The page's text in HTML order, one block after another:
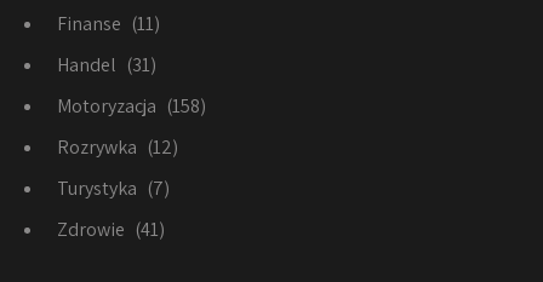
Finanse (11)
Handel (31)
Motoryzacja (158)
Rozrywka (12)
Turystyka (7)
Zdrowie (41)